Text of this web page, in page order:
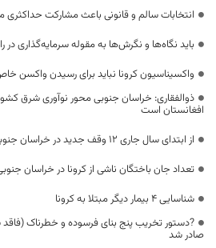
انتخابات سالم و قانونی باعث مشارکت
باید نگاه‌ها و نگرش‌ها به مقوله سرمایه‌گذاری در
واکسیناسیون کرونا نباید برای رسیدن واکسن
ذوالفقاری: خراسان جنوبی محور نوآوری شرق
افغانستان است
از ابتدای سال جاری ۱۲ وقف جدید در خراسان جنوبی به ثبت رسیده است
تعداد جان باختگان ناشی از کرونا در خراسان جنوبی 60 نفر می
شناسایی ۴ بیمار دیگر مبتلا به کرونا
?دستور تخریب پنج بنای فرسوده و خطرناک
صادر شد